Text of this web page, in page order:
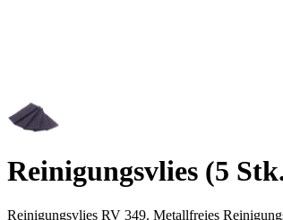
Reinigungsvlies (5
Reinigungsvlies RV 349. Metallfreies